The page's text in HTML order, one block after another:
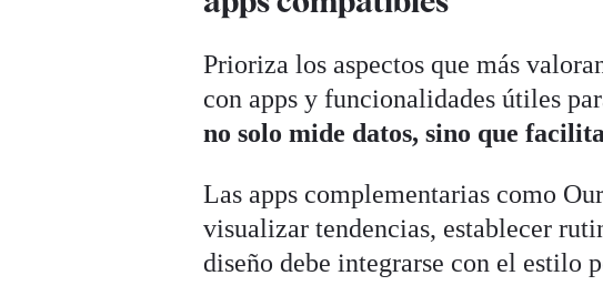
Prioriza los aspectos que más
con apps y funcionalidades útiles
no solo mide datos, sino que
Las apps complementarias como
visualizar tendencias, establecer
diseño debe integrarse con el estilo